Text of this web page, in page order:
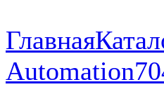
Главная
Automation